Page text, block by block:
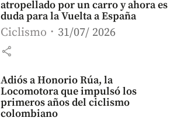
atropellado por un carro y ahora es
duda para la Vuelta a España
Ciclismo 31/07/ 2026
share
Adiós a Honorio Rúa, la
Locomotora que impulsó los
primeros años del ciclismo
colombiano